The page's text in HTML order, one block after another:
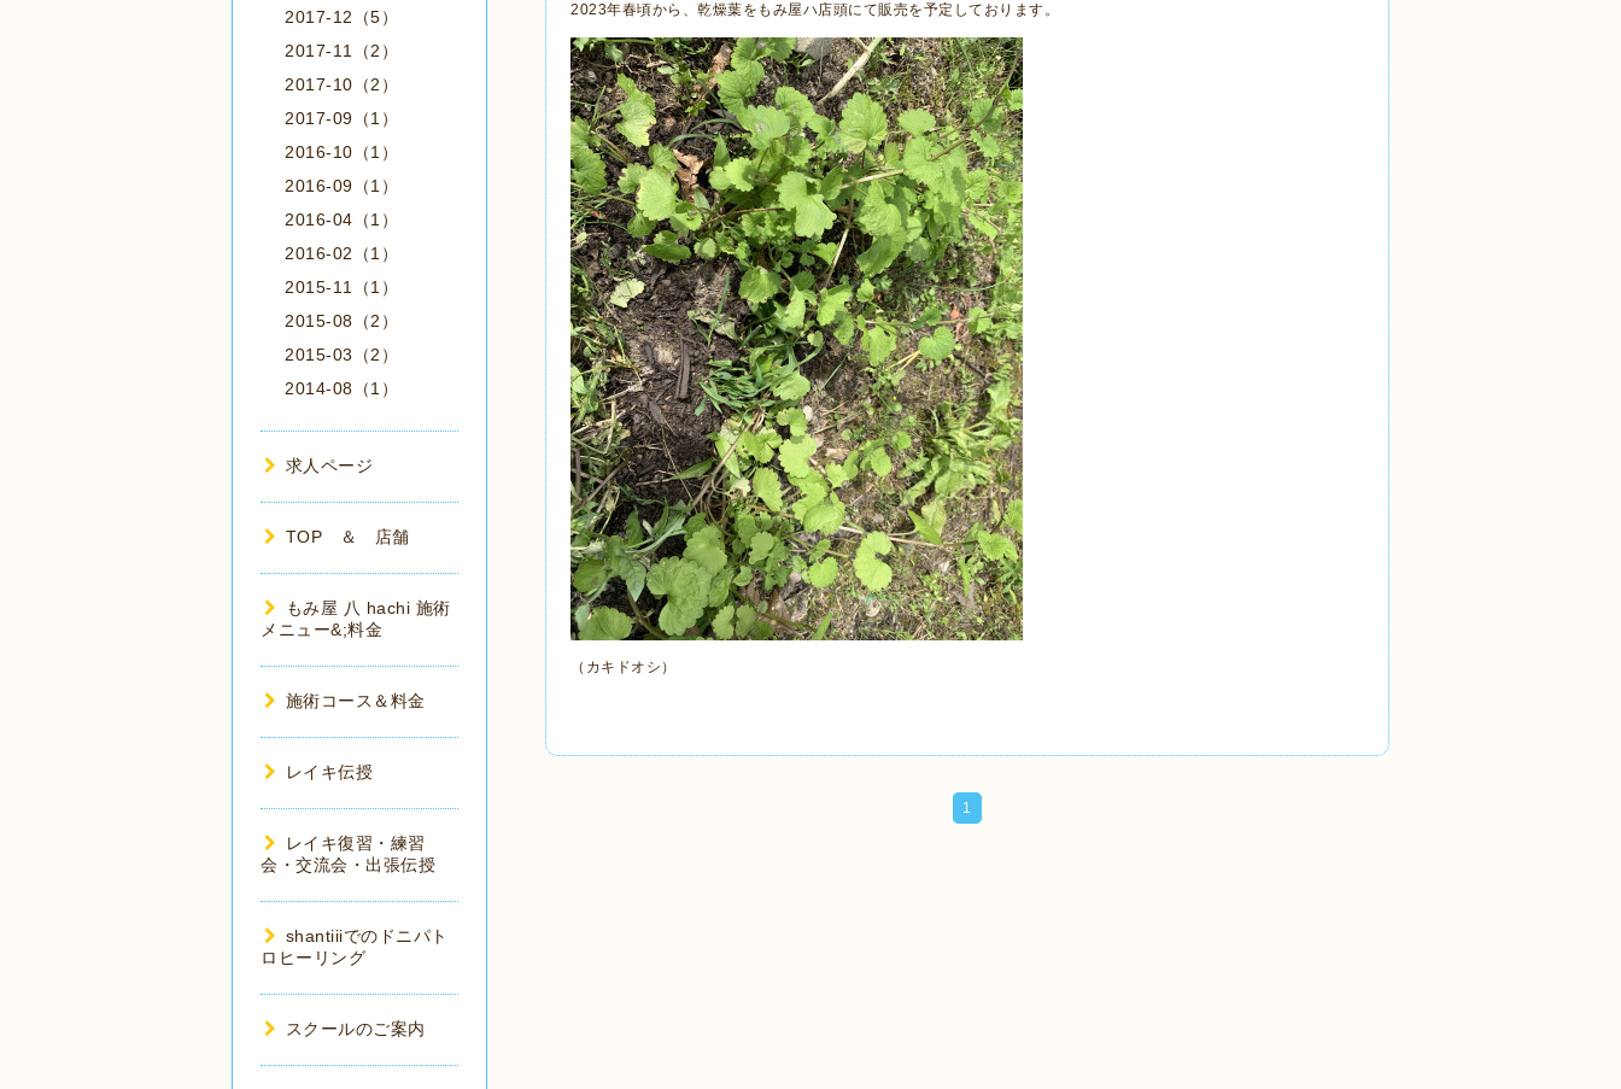
2023年春頃から、乾燥葉をもみ屋ハ店頭にて販売を予定しております。
（カキドオシ）
1
2017-12（5）
2017-11（2）
2017-10（2）
2017-09（1）
2016-10（1）
2016-09（1）
2016-04（1）
2016-02（1）
2015-11（1）
2015-08（2）
2015-03（2）
2014-08（1）
求人ページ
TOP ＆ 店舗
もみ屋 八 hachi 施術
メニュー&;料金
施術コース＆料金
レイキ伝授
レイキ復習・練習
会・交流会・出張伝授
shantiiiでのドニパト
ロヒーリング
スクールのご案内